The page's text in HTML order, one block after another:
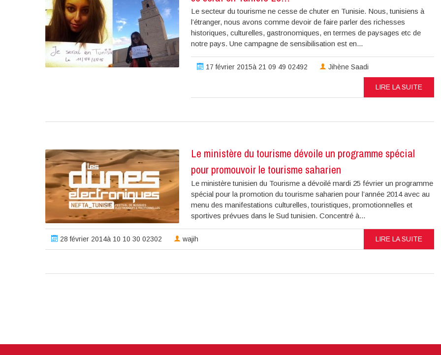
Le secteur du tourisme ne cesse de chuter en Tunisie. Nous, tunisiens à
l’étranger, nous avons comme devoir de faire parler des richesses
historiques, culturelles, gastronomiques, en termes de paysages etc de
notre pays. Une campagne de sensibilisation est en...
17 février 2015à 21 09 49 02492 Jihène Saadi
LIRE LA SUITE
Le ministère du tourisme dévoile un programme spécial
pour promouvoir le tourisme saharien
Le ministère tunisien du Tourisme a dévoilé mardi 25 février un programme
spécial pour la promotion du tourisme saharien pour l’année 2014 avec au
menu des manifestations culturelles, touristiques, promotionnelles et
sportives prévues dans le Sud tunisien. Concentré à...
28 février 2014à 10 10 30 02302 wajih LIRE LA SUITE